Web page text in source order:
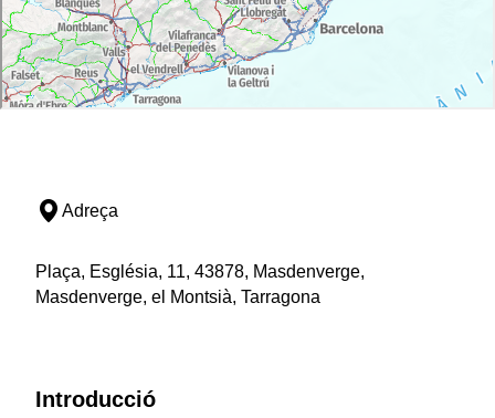
Adreça
Plaça, Església, 11, 43878, Masdenverge,
Masdenverge, el Montsià, Tarragona
Introducció